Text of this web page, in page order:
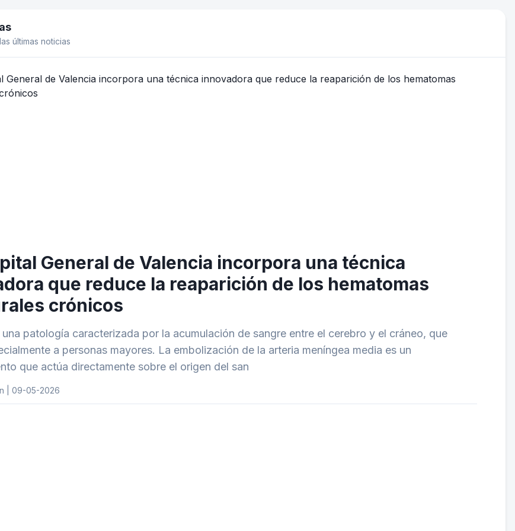
últimas noticias
General de Valencia incorpora una técnica
que reduce la reaparición de los hematomas
crónicos
una patología caracterizada por la acumulación de sangre entre el cerebro y el cráneo, que
a personas mayores. La embolización de la arteria meníngea media es un
que actúa directamente sobre el origen del san
| 09-05-2026